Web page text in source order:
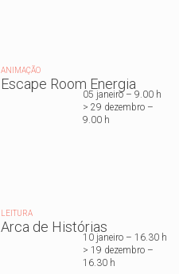
ANIMAÇÃO
Escape Room Energia
05 janeiro – 9.00 h
> 29 dezembro –
9.00 h
LEITURA
Arca de Histórias
10 janeiro – 16.30 h
> 19 dezembro –
16.30 h